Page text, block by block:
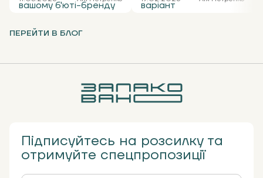
вашому б'юті-бренду
варіант
ПЕРЕЙТИ В БЛОГ
Підписуйтесь на розсилку та
отримуйте спецпропозиції